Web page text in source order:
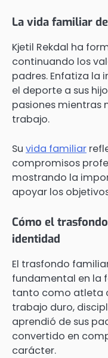
La vida familiar
Kjetil Rekdal ha
continuando los
padres. Enfatiza la
el deporte a sus
pasiones mientras
trabajo.
Su vida familiar
compromisos
mostrando la
apoyar los
Cómo el
identidad
El trasfondo
fundamental en la
tanto como atleta
trabajo duro,
aprendió de sus
convertido en
carácter.